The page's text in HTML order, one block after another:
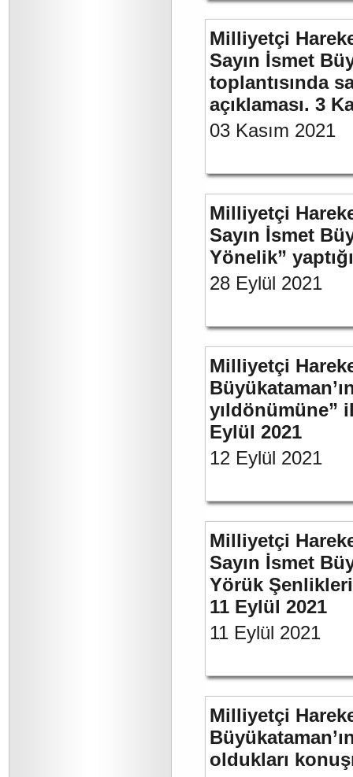
Milliyetçi
Sayın İsmet
toplantısında
açıklaması. 3
03 Kasım 2021
Milliyetçi
Sayın İsmet
Yönelik”
28 Eylül 2021
Milliyetçi
yıldönümüne”
Eylül 2021
12 Eylül 2021
Milliyetçi
Sayın İsmet
Yörük
11 Eylül 2021
11 Eylül 2021
Milliyetçi
oldukları